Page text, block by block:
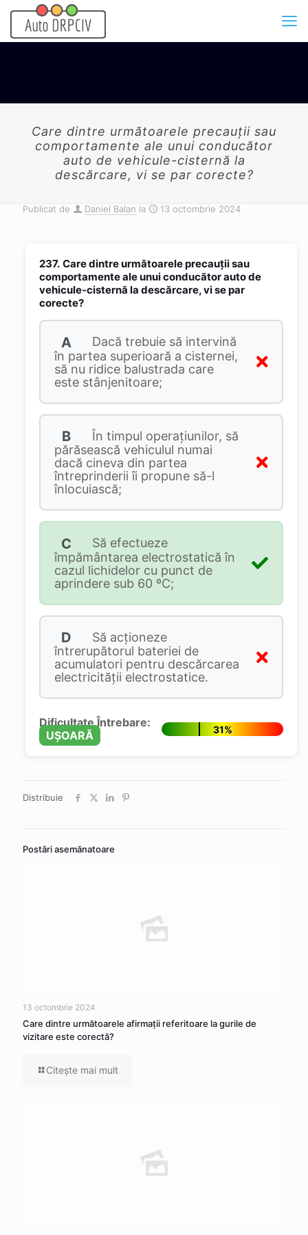
Care dintre următoarele precauții sau
comportamente ale unui conducător
auto de vehicule-cisternă la
descărcare, vi se par corecte?
Publicat de Daniel Balan la 13 octombrie 2024
237. Care dintre următoarele precauții sau
comportamente ale unui conducător auto de
vehicule-cisternă la descărcare, vi se par
corecte?
A
Dacă trebuie să intervină
în partea superioară a cisternei,
să nu ridice balustrada care
este stânjenitoare;
B
În timpul operaţiunilor, să
părăsească vehiculul numai
dacă cineva din partea
întreprinderii îi propune să-l
înlocuiască;
C
Să efectueze
împământarea electrostatică în
cazul lichidelor cu punct de
aprindere sub 60 ºC;
D
Să acţioneze
întrerupătorul bateriei de
acumulatori pentru descărcarea
electricităţii electrostatice.
Dificultate Întrebare:
UȘOARĂ
31%
Distribuie
Postări asemănatoare
13 octombrie 2024
Care dintre următoarele afirmaţii referitoare la gurile de
vizitare este corectă?
Citeşte mai mult